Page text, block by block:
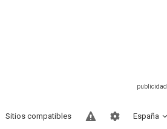
España
Sitios compatibles